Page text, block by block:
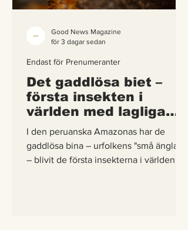
Det gaddlösa biet –
första insekten i
världen med lagliga
rättigheter
I den peruanska Amazonas har de
gaddlösa bina – urfolkens "små änglar"
– blivit de första insekterna i världen att
Endast för Prenumeranter
Good News Magazine
för 3 dagar sedan